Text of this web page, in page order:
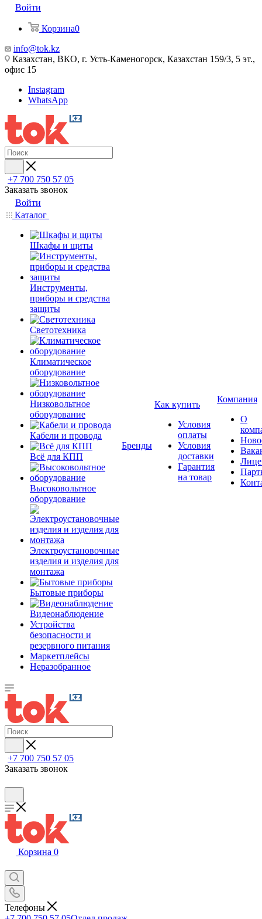
Войти
Корзина0
info@tok.kz
Казахстан, ВКО, г. Усть-Каменогорск, Казахстан 159/3, 5 эт.,
офис 15
Instagram
WhatsApp
+7 700 750 57 05
Заказать звонок
Войти
Каталог
Шкафы и щиты
Инструменты,
приборы и средства
защиты
Светотехника
Климатическое
оборудование
Низковольтное
оборудование
Кабели и провода
Всё для КПП
Высоковольтное
оборудование
Электроустановочные
изделия и изделия для
монтажа
Бытовые приборы
Видеонаблюдение
Устройства
безопасности и
резервного питания
Маркетплейсы
Неразобранное
Бренды
Как купить
Условия
оплаты
Условия
доставки
Гарантия
на товар
Компания
О
+7 700 750 57 05
Заказать звонок
Корзина 0
Телефоны